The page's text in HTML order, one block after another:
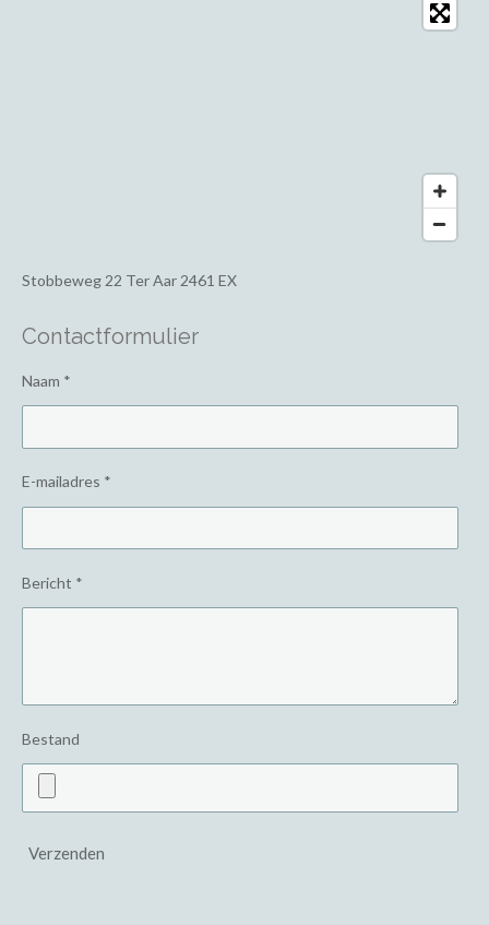
Stobbeweg 22 Ter Aar 2461 EX
Contactformulier
Naam *
E-mailadres *
Bericht *
Bestand
Verzenden